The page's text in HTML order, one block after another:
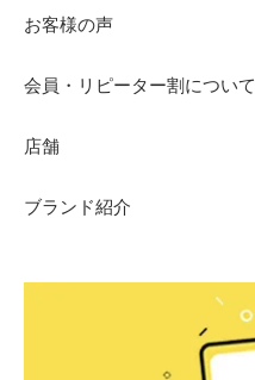
お客様の声
会員・リピーター割について
店舗
ブランド紹介